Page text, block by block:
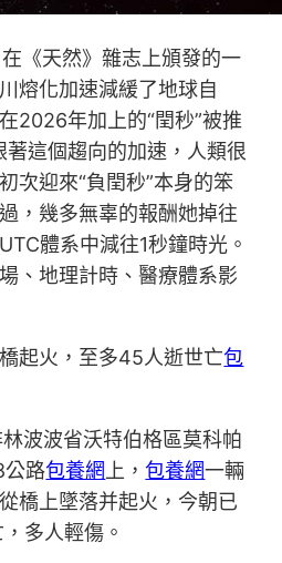
《天然》雜志上頒發的一
熔化加速減緩了地球自
2026年加上的“閏秒”被推
這個趨向的加速，人類很
次迎來“負閏秒”本身的笨
，幾多無辜的報酬她掉往
體系中減往1秒鐘時光。
、地理計時、醫療體系影
起火，至多45人逝世亡包
波波省沃特伯格區莫科帕
公路包養網上，包養網一輛
橋上墜落并起火，今朝已
多人輕傷。